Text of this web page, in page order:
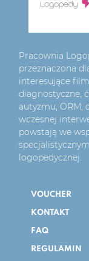
Pracownia
przeznaczona
interesujące
diagnostyczne,
autyzmu, ORM,
wczesnej
powstają we
logopedycznej.
VOUCHER
KONTAKT
FAQ
REGULAMIN